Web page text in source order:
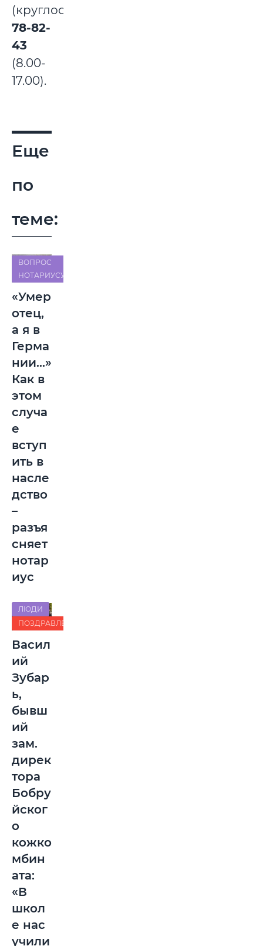
(круглосуточно),
78-82-
43
(8.00-
17.00).
Еще
по
теме:
ВОПРОС
НОТАРИУСУ
«Умер
отец,
а я в
Герма
нии...»
Как в
этом
случа
е
вступ
ить в
насле
дство
–
разъя
сняет
нотар
иус
ЛЮДИ
ПОЗДРАВЛЕНИЯ
Васил
ий
Зубар
ь,
бывш
ий
зам.
дирек
тора
Бобру
йског
о
кожко
мбин
ата:
«В
школ
е нас
учили